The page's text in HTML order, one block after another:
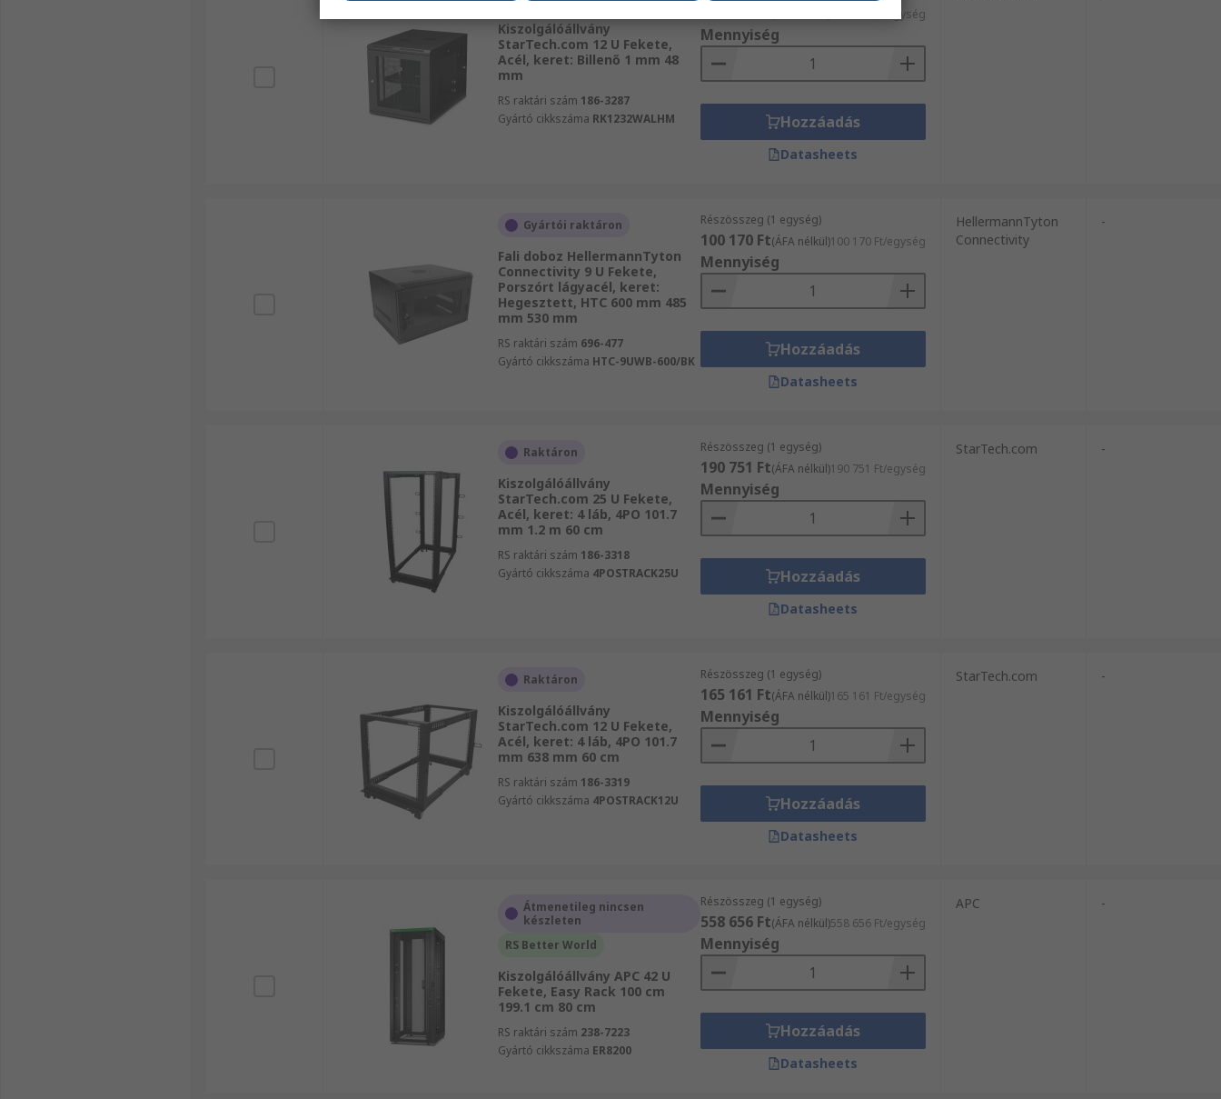
Kiszolgálóállvány
StarTech.com 12 U Fekete,
Acél, keret: Billenő 1 mm 48
mm
RS raktári szám 186-3287
Gyártó cikkszáma RK1232WALHM
268 118 Ft/egység
Mennyiség
Hozzáadás
Datasheets
Gyártói raktáron
Fali doboz HellermannTyton
Connectivity 9 U Fekete,
Porszórt lágyacél, keret:
Hegesztett, HTC 600 mm 485
mm 530 mm
RS raktári szám 696-477
Gyártó cikkszáma HTC-9UWB-600/BK
Részösszeg (1 egység)
100 170 Ft(ÁFA nélkül)100 170 Ft/egység
Mennyiség
Hozzáadás
Datasheets
HellermannTyton
Connectivity
-
Raktáron
Kiszolgálóállvány
StarTech.com 25 U Fekete,
Acél, keret: 4 láb, 4PO 101.7
mm 1.2 m 60 cm
RS raktári szám 186-3318
Gyártó cikkszáma 4POSTRACK25U
Részösszeg (1 egység)
190 751 Ft(ÁFA nélkül)190 751 Ft/egység
Mennyiség
Hozzáadás
Datasheets
StarTech.com -
Raktáron
Kiszolgálóállvány
StarTech.com 12 U Fekete,
Acél, keret: 4 láb, 4PO 101.7
mm 638 mm 60 cm
RS raktári szám 186-3319
Gyártó cikkszáma 4POSTRACK12U
Részösszeg (1 egység)
165 161 Ft(ÁFA nélkül)165 161 Ft/egység
Mennyiség
Hozzáadás
Datasheets
StarTech.com -
Átmenetileg nincsen
készleten
RS Better World
Kiszolgálóállvány APC 42 U
Fekete, Easy Rack 100 cm
199.1 cm 80 cm
RS raktári szám 238-7223
Gyártó cikkszáma ER8200
Részösszeg (1 egység)
558 656 Ft(ÁFA nélkül)558 656 Ft/egység
Mennyiség
Hozzáadás
Datasheets
APC -